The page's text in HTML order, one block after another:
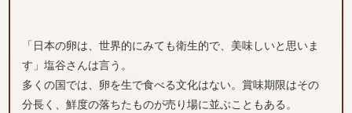
「日本の卵は、世界的にみても衛生的で、美味しいと思いま
す」塩谷さんは言う。
多くの国では、卵を生で食べる文化はない。賞味期限はその
分長く、鮮度の落ちたものが売り場に並ぶこともある。